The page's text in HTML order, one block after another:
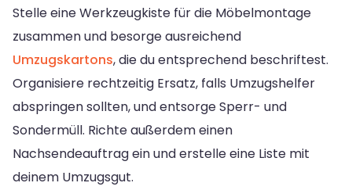
Stelle eine Werkzeugkiste für die Möbelmontage
zusammen und besorge ausreichend
Umzugskartons, die du entsprechend beschriftest.
Organisiere rechtzeitig Ersatz, falls Umzugshelfer
abspringen sollten, und entsorge Sperr- und
Sondermüll. Richte außerdem einen
Nachsendeauftrag ein und erstelle eine Liste mit
deinem Umzugsgut.